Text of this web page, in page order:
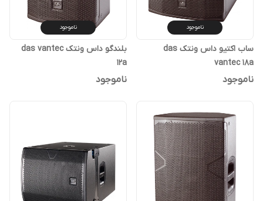
ناموجود
ساب اکتیو داس ونتک das
vantec 18a
ناموجود
ناموجود
بلندگو داس ونتک das vantec
12a
ناموجود